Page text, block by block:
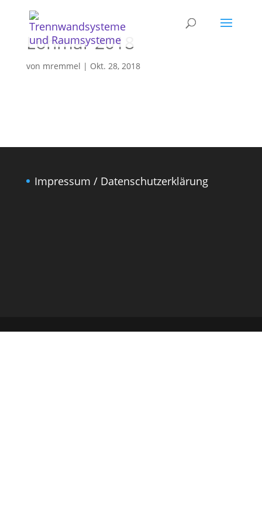
Lohmar 2018
von mremmel | Okt. 28, 2018
Impressum / Datenschutzerklärung